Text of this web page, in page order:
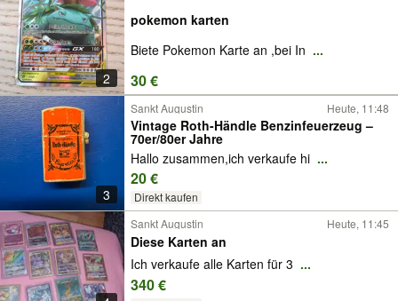
2
pokemon karten
Biete Pokemon Karte an ,bei In ...
30 €
3
Sankt Augustin Heute, 11:48
Vintage Roth-Händle Benzinfeuerzeug –
70er/80er Jahre
Hallo zusammen,ich verkaufe hi ...
20 €
Direkt kaufen
Sankt Augustin Heute, 11:45
Diese Karten an
Ich verkaufe alle Karten für 3 ...
340 €